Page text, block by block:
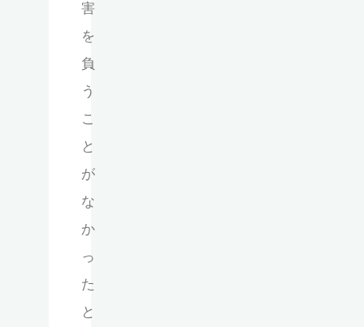
害
を
負
う
こ
と
が
な
か
っ
た
と